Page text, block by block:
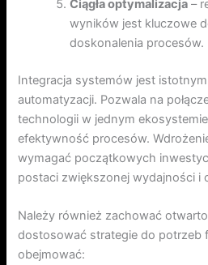
Ciągła optymalizacja –
wyników jest kluczowe
doskonalenia procesów.
Integracja systemów jest
automatyzacji. Pozwala na
technologii w jednym
efektywność procesów.
wymagać początkowych
postaci zwiększonej wydajności i
Należy również zachować
dostosować strategie do potrzeb
obejmować: